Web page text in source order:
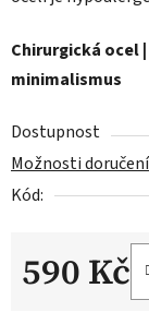
Chirurgická ocel
minimalismus
Dostupnost
Možnosti doručení
Kód:
590 Kč